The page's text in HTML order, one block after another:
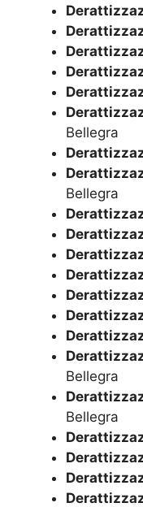
Bellegra
Bellegra
Bellegra
Bellegra